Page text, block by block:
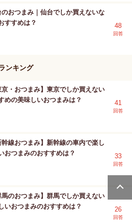
のおつまみ｜仙台でしか買えないな
すすめは？
48
回答
ンキング
京・おつまみ】東京でしか買えない
めの美味しいおつまみは？
41
回答
幹線おつまみ】新幹線の車内で楽し
おつまみのおすすめは？
33
回答
馬のおつまみ】群馬でしか買えない
いおつまみのおすすめは？
26
回答